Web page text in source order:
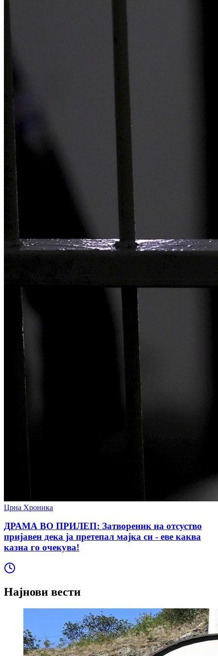
Црна Хроника
ДРАМА ВО ПРИЛЕП: Затвореник на отсуство
пријавен дека ја претепал мајка си - еве каква
казна го очекува!
Најнови вести